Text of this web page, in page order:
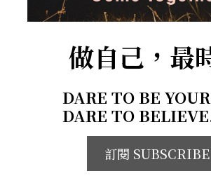
做自己，最
DARE TO BE
DARE TO
訂閱 SUBSCRIBE